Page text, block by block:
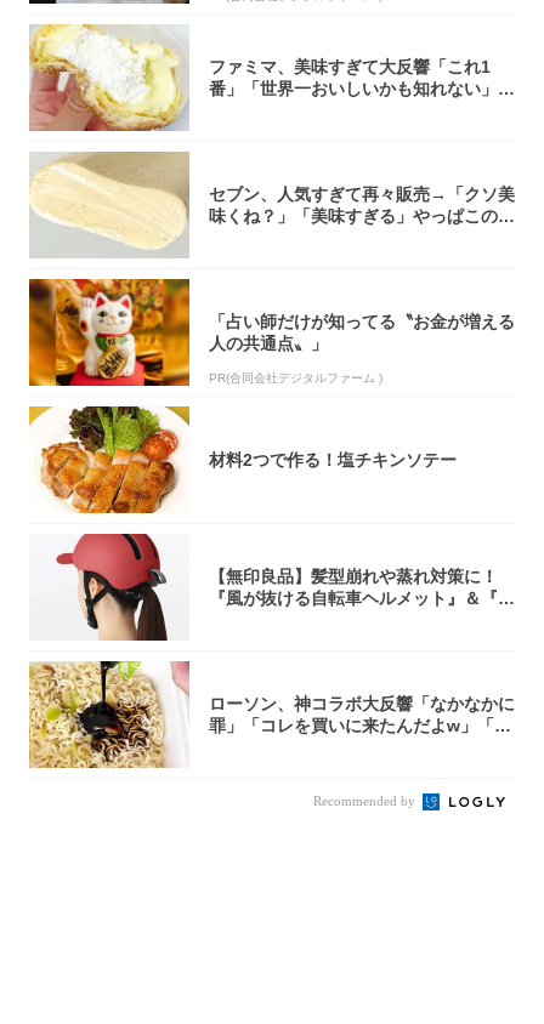
ファミマ、美味すぎて大反響「これ1
番」「世界一おいしいかも知れない」
セブン、人気すぎて再々販売→「クソ美
味くね？」「美味すぎる」やっぱこのク
「占い師だけが知ってる〝お金が増える
人の共通点〟」
PR(合同会社デジタルファーム )
材料2つで作る！塩チキンソテー
【無印良品】髪型崩れや蒸れ対策に！
『風が抜ける自転車ヘルメット』＆『2
ローソン、神コラボ大反響「なかなかに
罪」「コレを買いに来たんだよw」「３
Recommended by